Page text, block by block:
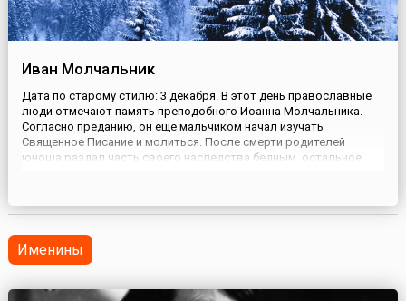
Иван Молчальник
Дата по старому стилю: 3 декабря. В этот день православные
люди отмечают память преподобного Иоанна Молчальника.
Согласно преданию, он еще мальчиком начал изучать
Священное Писание и молиться. После смерти родителей
юноша раздал часть своего наследства бедным, остальное
церкви. ...
Именины